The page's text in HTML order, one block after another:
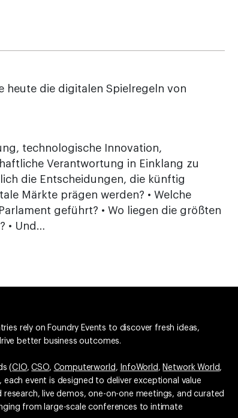
heute die digitalen Spielregeln von
technologische Innovation,
Verantwortung in Einklang zu
die Entscheidungen, die künftig
Märkte prägen werden? • Welche
geführt? • Wo liegen die größten
• Und…
rely on Foundry Events to discover fresh ideas,
better business outcomes.
(CIO,CSO, Computerworld , InfoWorld , Network World,
each event is designed to deliver exceptional value
live demos, one-on-one meetings, and curated
from large-scale conferences to intimate